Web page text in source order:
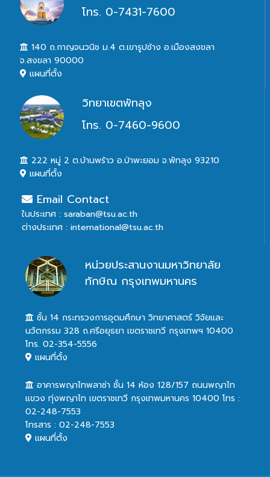
โทร. 0-7431-7600
140 ถ.กาญจนวนิช ม.4 ต.เขารูปช้าง อ.เมืองสงขลา
จ.สงขลา 90000
แผนที่ตั้ง
วิทยาเขตพัทลุง
โทร. 0-7460-9600
222 หมู่ 2 ต.บ้านพร้าว อ.ป่าพะยอม จ.พัทลุง 93210
แผนที่ตั้ง
Email Contact
ในประเทศ : saraban@tsu.ac.th
ต่างประเทศ : international@tsu.ac.th
หน่วยประสานงานมหาวิทยาลัย
ทักษิณ กรุงเทพมหานคร
ชั้น 14 กระทรวงการอุดมศึกษา วิทยาศาสตร์ วิจัยและ
นวัตกรรม 328 ถ.ศรีอยุธยา เขตราชเทวี กรุงเทพฯ 10400
โทร. 02-354-5556
แผนที่ตั้ง
อาคารพญาไทพลาซ่า ชั้น 14 ห้อง 128/157 ถนนพญาไท
แขวง ทุ่งพญาไท เขตราชเทวี กรุงเทพมหานคร 10400 โทร :
02-248-7553
โทรสาร : 02-248-7553
แผนที่ตั้ง